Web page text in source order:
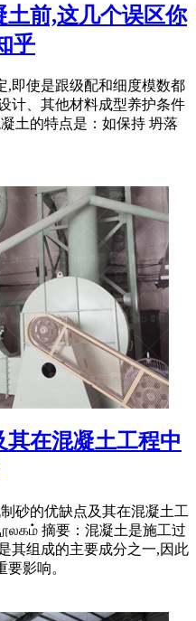
土前,这几个误区你
乎
,即使是跟级配和细度模数都
计、其他材料成型养护条件
土的特点是：如保持 坍落
在混凝土工程中
砂的优缺点及其在混凝土工
摘要：混凝土是施工过
其组成的主要成分之一,因此
影响。